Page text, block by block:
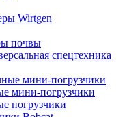
Wirtgen
почвы
спецтехника
мини-погрузчики
мини-погрузчики
погрузчики